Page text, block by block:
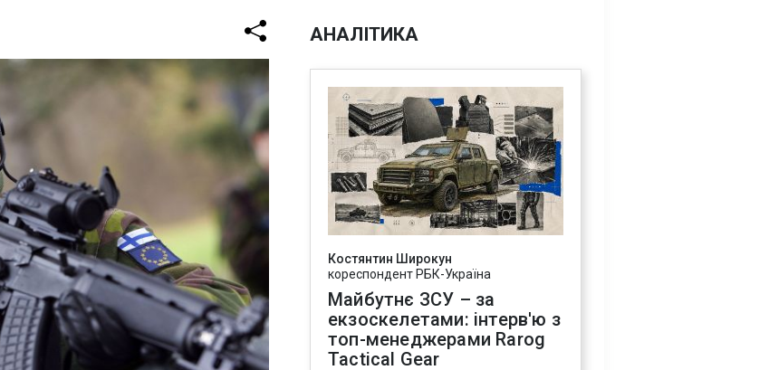
АНАЛІТИКА
Костянтин Широкун
кореспондент РБК-Україна
Майбутнє ЗСУ – за
екзоскелетами: інтерв'ю з
топ-менеджерами Rarog
Tactical Gear